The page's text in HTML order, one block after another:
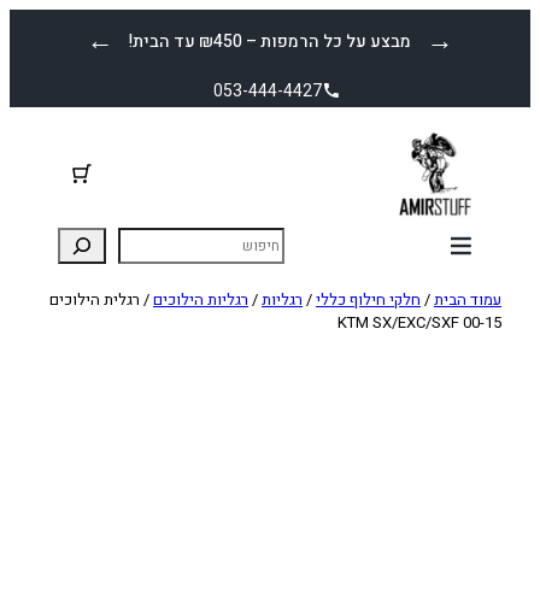
← מבצע על כל הרמפות – ₪450 עד הבית! →
053-444-4427
עמוד הבית/ חלקי חילוף כללי/ רגליות/ רגליות הילוכים/ רגלית הילוכים
KTM SX/EXC/SXF 00-15